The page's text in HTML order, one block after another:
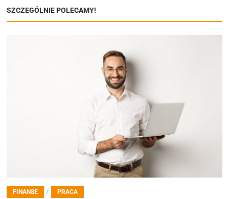
SZCZEGÓLNIE POLECAMY!
FINANSE / PRACA